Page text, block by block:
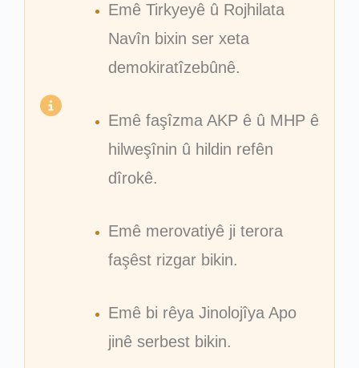
Emê Tirkyeyê û Rojhilata
Navîn bixin ser xeta
demokiratîzebûnê.
Emê faşîzma AKP ê û MHP ê
hilweşînin û hildin refên
dîrokê.
Emê merovatiyê ji terora
faşêst rizgar bikin.
Emê bi rêya Jinolojîya Apo
jinê serbest bikin.